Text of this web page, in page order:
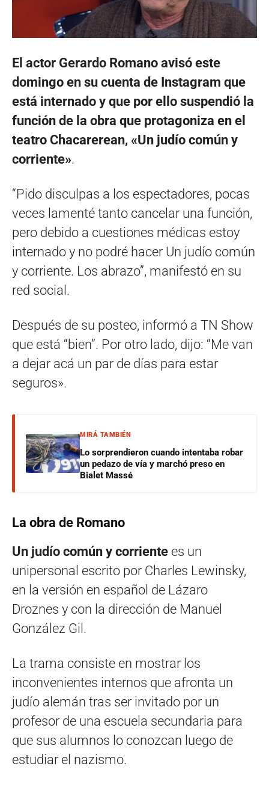
El actor Gerardo Romano avisó este
domingo en su cuenta de Instagram que
está internado y que por ello suspendió la
función de la obra que protagoniza en el
teatro Chacarerean, «Un judío común y
corriente».
“Pido disculpas a los espectadores, pocas
veces lamenté tanto cancelar una función,
pero debido a cuestiones médicas estoy
internado y no podré hacer Un judío común
y corriente. Los abrazo”, manifestó en su
red social.
Después de su posteo, informó a TN Show
que está “bien”. Por otro lado, dijo: “Me van
a dejar acá un par de días para estar
seguros».
MIRÁ TAMBIÉN
Lo sorprendieron cuando intentaba robar
un pedazo de vía y marchó preso en
Bialet Massé
La obra de Romano
Un judío común y corriente es un
unipersonal escrito por Charles Lewinsky,
en la versión en español de Lázaro
Droznes y con la dirección de Manuel
González Gil.
La trama consiste en mostrar los
inconvenientes internos que afronta un
judío alemán tras ser invitado por un
profesor de una escuela secundaria para
que sus alumnos lo conozcan luego de
estudiar el nazismo.